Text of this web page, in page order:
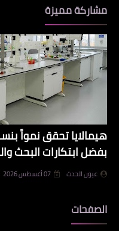
مشاركة مميزة
بفضل ابتكارات البحث
عيون الحدث 07 أغسطس 2026
الصفحات